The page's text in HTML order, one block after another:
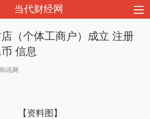
当代财经网
（个体工商户）成立 注册
信息
和讯网
【资料图】